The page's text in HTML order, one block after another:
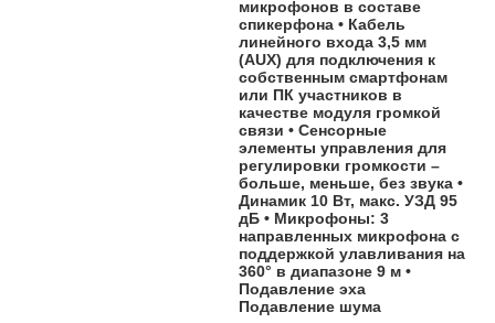
микрофонов в составе
спикерфона • Кабель
линейного входа 3,5 мм
(AUX) для подключения к
собственным смартфонам
или ПК участников в
качестве модуля громкой
связи • Сенсорные
элементы управления для
регулировки громкости –
больше, меньше, без звука •
Динамик 10 Вт, макс. УЗД 95
дБ • Микрофоны: 3
направленных микрофона с
поддержкой улавливания на
360° в диапазоне 9 м •
Подавление эха
Подавление шума